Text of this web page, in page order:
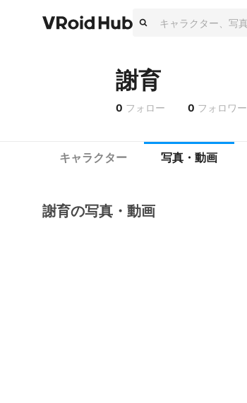
謝育
0 フォロー 0 フォロワー
キャラクター 写真・動画
謝育の写真・動画